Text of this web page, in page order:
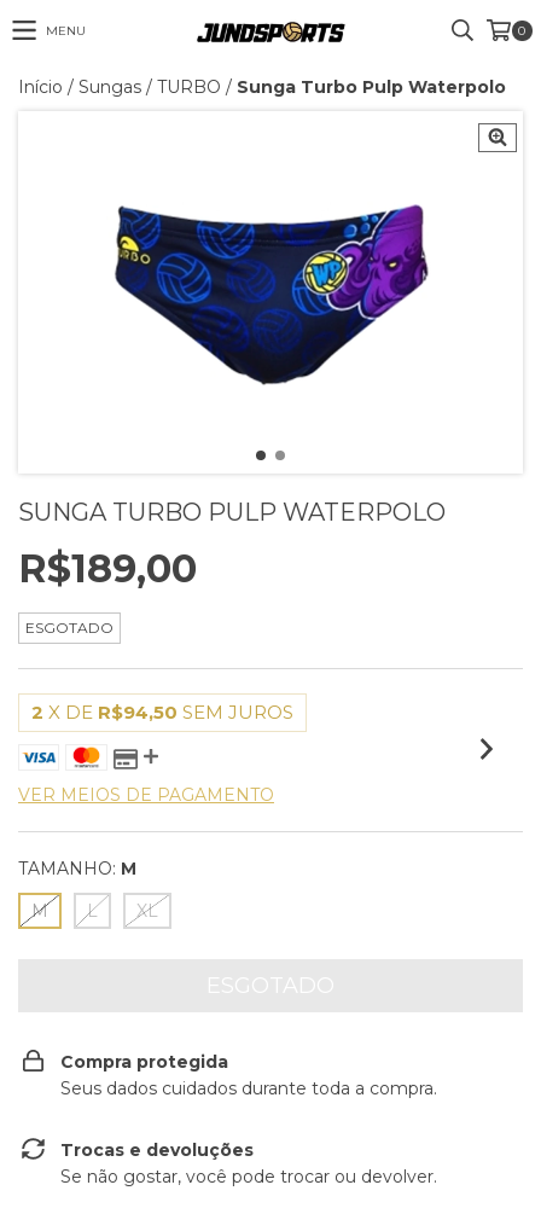
MENU 0
Início / Sungas / TURBO / Sunga Turbo Pulp Waterpolo
SUNGA TURBO PULP WATERPOLO
R$189,00
ESGOTADO
2 X DE R$94,50 SEM JUROS
VER MEIOS DE PAGAMENTO
TAMANHO: M
M
L XL
Compra protegida
Seus dados cuidados durante toda a compra.
Trocas e devoluções
Se não gostar, você pode trocar ou devolver.